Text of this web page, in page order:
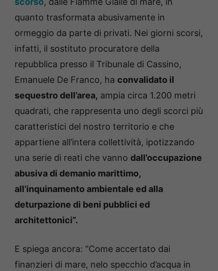
quanto trasformata abusivamente in
ormeggio da parte di privati. Nei giorni scorsi,
infatti, il sostituto procuratore della
repubblica presso il Tribunale di Cassino,
Emanuele De Franco, ha convalidato il
sequestro dell’area, ampia circa 1.200 metri
quadrati, che rappresenta uno degli scorci più
caratteristici del nostro territorio e che
appartiene all’intera collettività, ipotizzando
una serie di reati che vanno dall’occupazione
abusiva di demanio marittimo,
all’inquinamento ambientale ed alla
deturpazione di beni pubblici ed
architettonici”.
E spiega ancora: “Come accertato dai
finanzieri di mare, nelo specchio d’acqua in